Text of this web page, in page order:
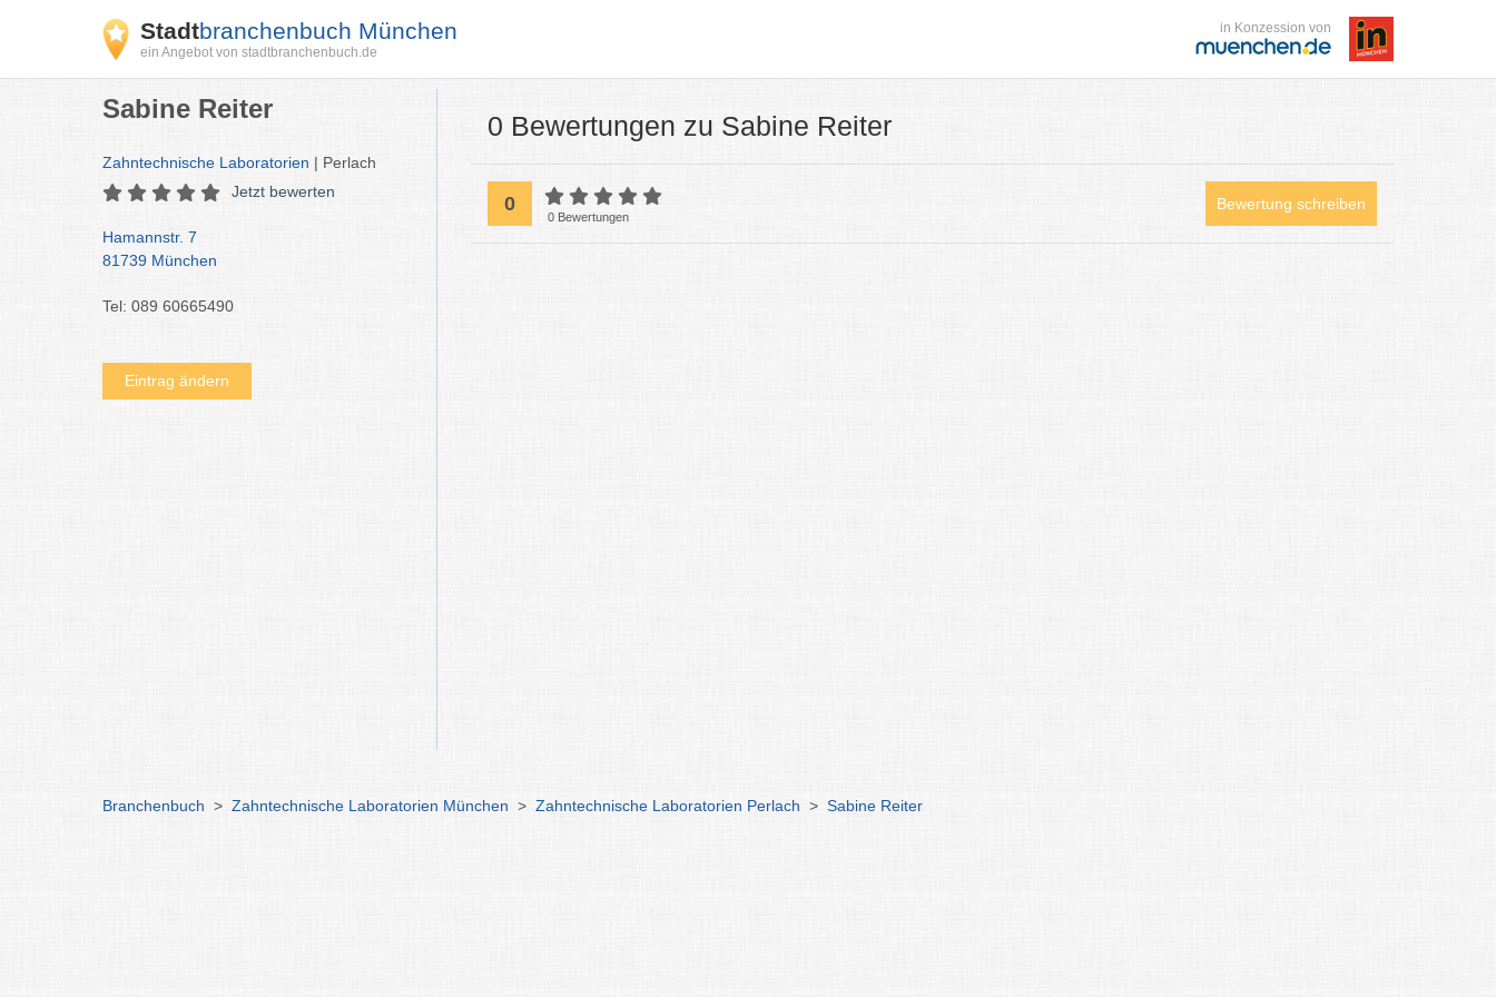
Stadtbranchenbuch München
ein Angebot von stadtbranchenbuch.de
in Konzession von
Sabine Reiter
Zahntechnische Laboratorien | Perlach
Jetzt bewerten
Hamannstr. 7
81739 München
Tel: 089 60665490
Eintrag ändern
0 Bewertungen zu Sabine Reiter
0
0 Bewertungen
Bewertung schreiben
Branchenbuch > Zahntechnische Laboratorien München > Zahntechnische Laboratorien Perlach > Sabine Reiter